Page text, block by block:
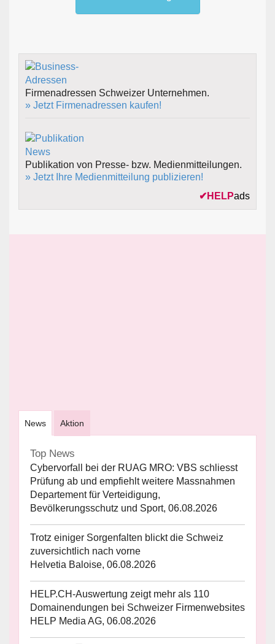
Firmenadressen Schweizer Unternehmen.
» Jetzt Firmenadressen kaufen!
Publikation von Presse- bzw. Medienmitteilungen.
» Jetzt Ihre Medienmitteilung publizieren!
✔ HELPads
News Aktion
Top News
Cybervorfall bei der RUAG MRO: VBS schliesst
Prüfung ab und empfiehlt weitere Massnahmen
Departement für Verteidigung,
Bevölkerungsschutz und Sport, 06.08.2026
Trotz einiger Sorgenfalten blickt die Schweiz
zuversichtlich nach vorne
Helvetia Baloise, 06.08.2026
HELP.CH-Auswertung zeigt mehr als 110
Domainendungen bei Schweizer Firmenwebsites
HELP Media AG, 06.08.2026